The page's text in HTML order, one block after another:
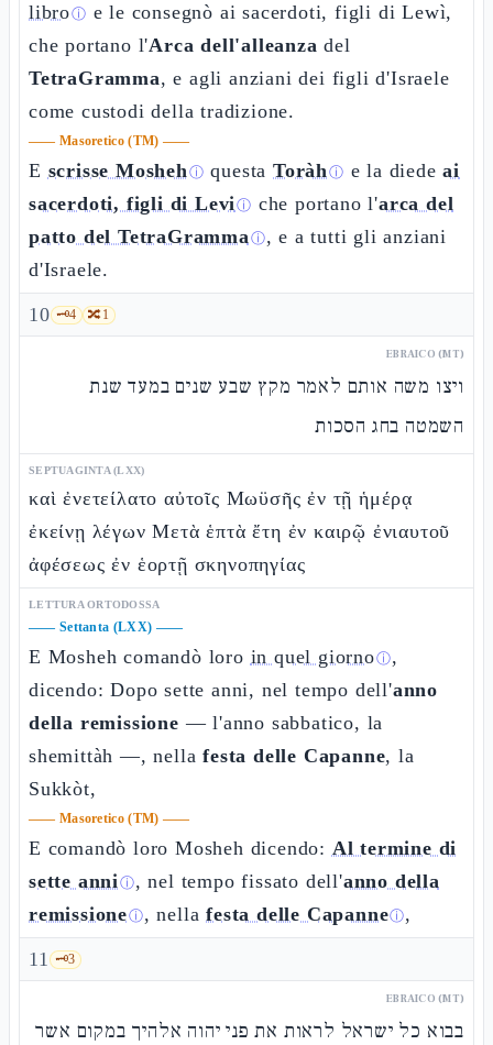
libroⓘ e le consegnò ai sacerdoti, figli di Lewì,
che portano l'Arca dell'alleanza del
TetraGramma, e agli anziani dei figli d'Israele
come custodi della tradizione.
—— Masoretico (TM) ——
E scrisse Moshehⓘ questaToràhⓘ e la diedeai
sacerdoti, figli di Leviⓘ che portano l'arca del
patto del TetraGrammaⓘ, e a tutti gli anziani
d'Israele.
10 🗝️4 🔀1
EBRAICO (MT)
ויצו משה אותם לאמר מקץ שבע שנים במעד שנת
השמטה בחג הסכות
SEPTUAGINTA (LXX)
καὶ ἐνετείλατο αὐτοῖς Μωϋσῆς ἐν τῇ ἡμέρᾳ
ἐκείνῃ λέγων Μετὰ ἑπτὰ ἔτη ἐν καιρῷ ἐνιαυτοῦ
ἀφέσεως ἐν ἑορτῇ σκηνοπηγίας
LETTURA ORTODOSSA
—— Settanta (LXX) ——
E Mosheh comandò loro in quel giornoⓘ,
dicendo: Dopo sette anni, nel tempo dell'anno
della remissione — l'anno sabbatico, la
shemittàh —, nellafesta delle Capanne, la
Sukkòt,
—— Masoretico (TM) ——
E comandò loro Mosheh dicendo: Al termine di
sette anniⓘ, nel tempo fissato dell'anno della
remissioneⓘ, nellafesta delle Capanneⓘ,
11 🗝️3
EBRAICO (MT)
בבוא כל ישראל לראות את פני יהוה אלהיך במקום אשר